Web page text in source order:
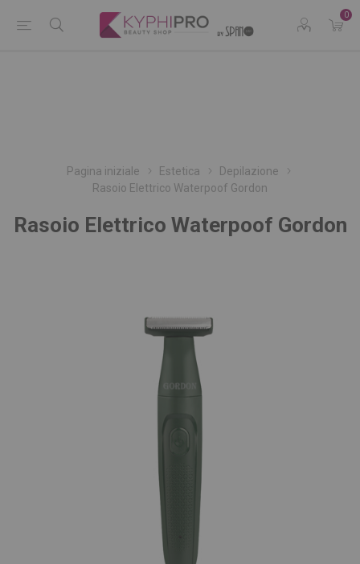
0
Pagina iniziale Estetica
Depilazione
Rasoio Elettrico Waterpoof Gordon
Rasoio Elettrico Waterpoof Gordon